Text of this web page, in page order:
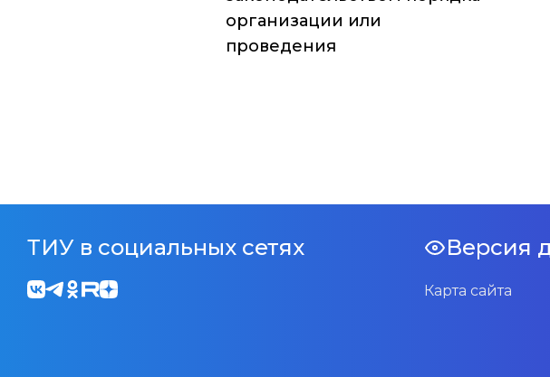
организации или
проведения
ТИУ в социальных сетях Версия
Карта сайта